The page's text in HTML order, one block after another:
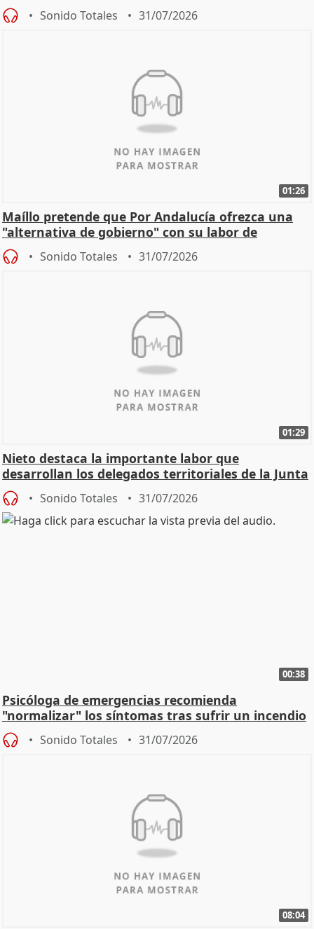
Sonido Totales 31/07/2026
01:26
Maíllo pretende que Por Andalucía ofrezca una
"alternativa de gobierno" con su labor de
oposición
Sonido Totales 31/07/2026
01:29
Nieto destaca la importante labor que
desarrollan los delegados territoriales de la Junta
Sonido Totales 31/07/2026
00:38
Psicóloga de emergencias recomienda
"normalizar" los síntomas tras sufrir un incendio
Sonido Totales 31/07/2026
08:04